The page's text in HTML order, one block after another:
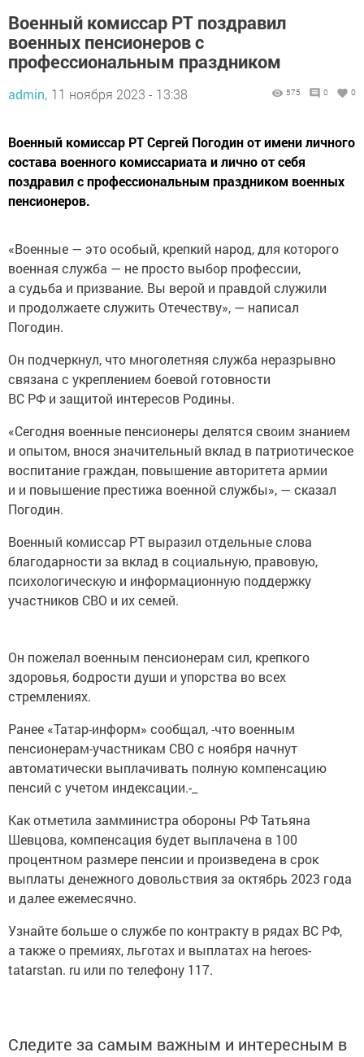
Военный комиссар РТ поздравил
военных пенсионеров с
профессиональным праздником
admin, 11 ноября 2023 - 13:38 575 0 0
Военный комиссар РТ Сергей Погодин от имени личного
состава военного комиссариата и лично от себя
поздравил с профессиональным праздником военных
пенсионеров.
«Военные — это особый, крепкий народ, для которого
военная служба — не просто выбор профессии,
а судьба и призвание. Вы верой и правдой служили
и продолжаете служить Отечеству», — написал
Погодин.
Он подчеркнул, что многолетняя служба неразрывно
связана с укреплением боевой готовности
ВС РФ и защитой интересов Родины.
«Сегодня военные пенсионеры делятся своим знанием
и опытом, внося значительный вклад в патриотическое
воспитание граждан, повышение авторитета армии
и и повышение престижа военной службы», — сказал
Погодин.
Военный комиссар РТ выразил отдельные слова
благодарности за вклад в социальную, правовую,
психологическую и информационную поддержку
участников СВО и их семей.
Он пожелал военным пенсионерам сил, крепкого
здоровья, бодрости души и упорства во всех
стремлениях.
Ранее «Татар-информ» сообщал, -что военным
пенсионерам-участникам СВО с ноября начнут
автоматически выплачивать полную компенсацию
пенсий с учетом индексации.-_
Как отметила замминистра обороны РФ Татьяна
Шевцова, компенсация будет выплачена в 100
процентном размере пенсии и произведена в срок
выплаты денежного довольствия за октябрь 2023 года
и далее ежемесячно.
Узнайте больше о службе по контракту в рядах ВС РФ,
а также о премиях, льготах и выплатах на heroes-
tatarstan. ru или по телефону 117.
Следите за самым важным и интересным в